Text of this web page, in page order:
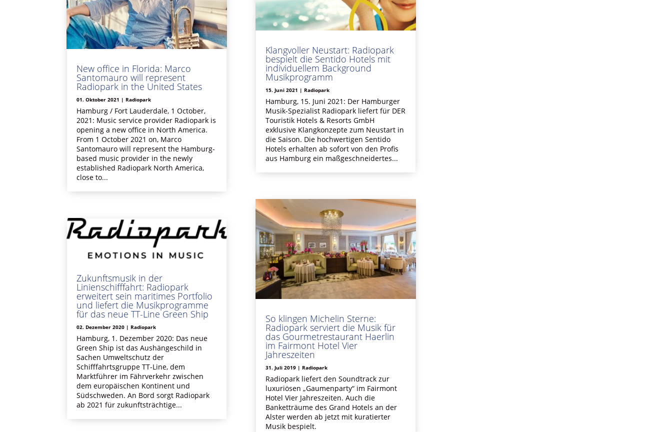
New office in Florida: Marco
Santomauro will represent
Radiopark in the United States
01. Oktober 2021 |Radiopark
Hamburg / Fort Lauderdale, 1 October,
2021: Music service provider Radiopark is
opening a new office in North America.
From 1 October 2021 on, Marco
Santomauro will represent the Hamburg-
based music provider in the newly
established Radiopark North America,
close to...
Zukunftsmusik in der
Linienschifffahrt: Radiopark
erweitert sein maritimes Portfolio
und liefert die Musikprogramme
für das neue TT-Line Green Ship
02. Dezember 2020 |Radiopark
Hamburg, 1. Dezember 2020: Das neue
Green Ship ist das Aushängeschild in
Sachen Umweltschutz der
Schifffahrtsgruppe TT-Line, dem
Marktführer im Fährverkehr zwischen
dem europäischen Kontinent und
Südschweden. An Bord sorgt Radiopark
ab 2021 für zukunftsträchtige...
Klangvoller Neustart: Radiopark
bespielt die Sentido Hotels mit
individuellem Background
Musikprogramm
15. Juni 2021 |Radiopark
Hamburg, 15. Juni 2021: Der Hamburger
Musik-Spezialist Radiopark liefert für DER
Touristik Hotels & Resorts GmbH
exklusive Klangkonzepte zum Neustart in
die Saison. Die hochwertigen Sentido
Hotels erhalten ab sofort von den Profis
aus Hamburg ein maßgeschneidertes...
So klingen Michelin Sterne:
Radiopark serviert die Musik für
das Gourmetrestaurant Haerlin
im Fairmont Hotel Vier
Jahreszeiten
31. Juli 2019 |Radiopark
Radiopark liefert den Soundtrack zur
luxuriösen „Gaumenparty“ im Fairmont
Hotel Vier Jahreszeiten. Auch die
Banketträume des Grand Hotels an der
Alster werden ab jetzt mit kuratierter
Musik bespielt.